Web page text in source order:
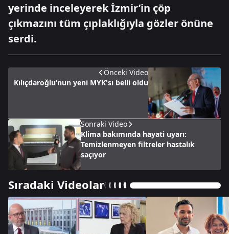
yerinde inceleyerek İzmir’in çöp
çıkmazını tüm çıplaklığıyla gözler önüne
serdi.
Önceki Video
Kılıçdaroğlu’nun yeni MYK'sı belli oldu
Sonraki Video
Klima bakımında hayati uyarı:
Temizlenmeyen filtreler hastalık
saçıyor
Sıradaki Videolar